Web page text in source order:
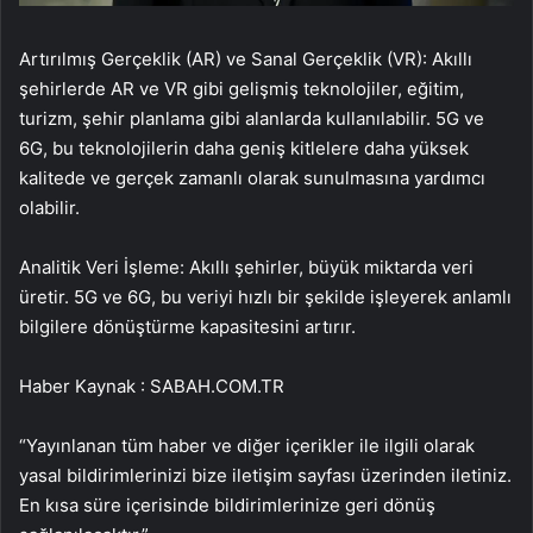
Artırılmış Gerçeklik (AR) ve Sanal Gerçeklik (VR): Akıllı
şehirlerde AR ve VR gibi gelişmiş teknolojiler, eğitim,
turizm, şehir planlama gibi alanlarda kullanılabilir. 5G ve
6G, bu teknolojilerin daha geniş kitlelere daha yüksek
kalitede ve gerçek zamanlı olarak sunulmasına yardımcı
olabilir.
Analitik Veri İşleme: Akıllı şehirler, büyük miktarda veri
üretir. 5G ve 6G, bu veriyi hızlı bir şekilde işleyerek anlamlı
bilgilere dönüştürme kapasitesini artırır.
Haber Kaynak : SABAH.COM.TR
“Yayınlanan tüm haber ve diğer içerikler ile ilgili olarak
yasal bildirimlerinizi bize iletişim sayfası üzerinden iletiniz.
En kısa süre içerisinde bildirimlerinize geri dönüş